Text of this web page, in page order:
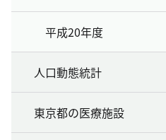
平成20年度
人口動態統計
東京都の医療施設